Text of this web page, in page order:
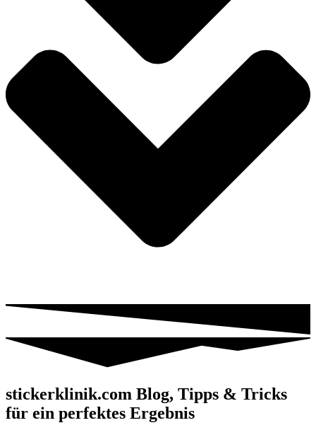
stickerklinik.com Blog, Tipps & Tricks
für ein perfektes Ergebnis